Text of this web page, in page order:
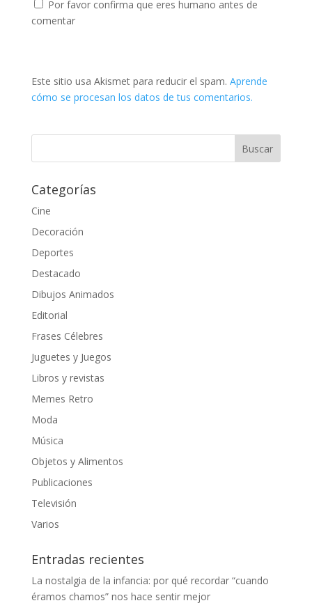
Por favor confirma que eres humano antes de
comentar
Este sitio usa Akismet para reducir el spam. Aprende
cómo se procesan los datos de tus comentarios.
Categorías
Cine
Decoración
Deportes
Destacado
Dibujos Animados
Editorial
Frases Célebres
Juguetes y Juegos
Libros y revistas
Memes Retro
Moda
Música
Objetos y Alimentos
Publicaciones
Televisión
Varios
Entradas recientes
La nostalgia de la infancia: por qué recordar “cuando
éramos chamos” nos hace sentir mejor